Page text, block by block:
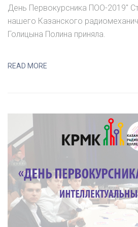
–
2019»
ВОКАЛЬНЫЙ
День Первокурсника ПОО-2019″
нашего Казанского
Голицына Полина приняла.
READ MORE